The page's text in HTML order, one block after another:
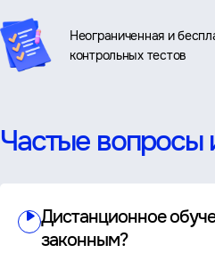
Неограниченная и
контрольных тестов
Частые вопросы
Дистанционное
законным?